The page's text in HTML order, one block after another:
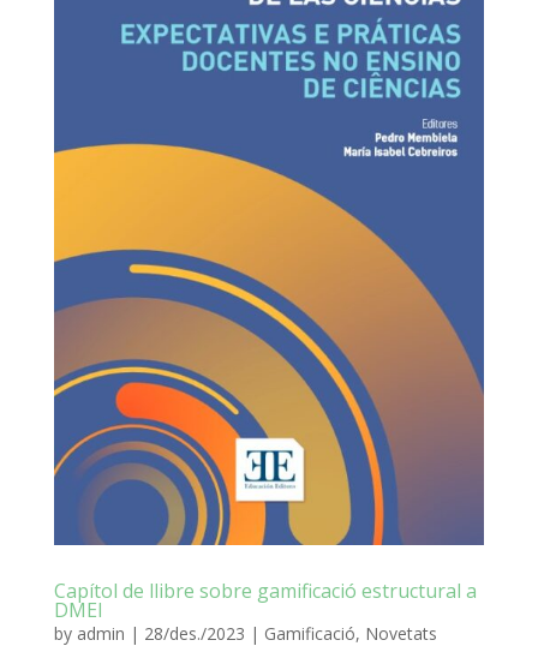
Capítol de llibre sobre gamificació estructural a
DMEI
by admin | 28/des./2023 | Gamificació, Novetats